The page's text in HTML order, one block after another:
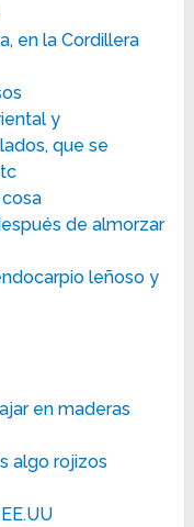
en la Cordillera
y
que se
de almorzar
leñoso y
en maderas
algo rojizos